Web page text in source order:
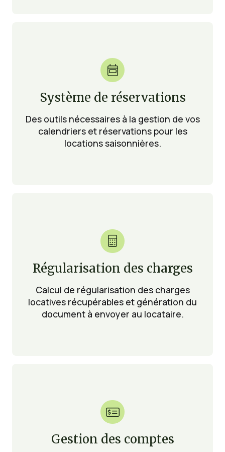

Système de réservations
Des outils nécessaires à la gestion de vos
calendriers et réservations pour les
locations saisonnières.

Régularisation des charges
Calcul de régularisation des charges
locatives récupérables et génération du
document à envoyer au locataire.

Gestion des comptes